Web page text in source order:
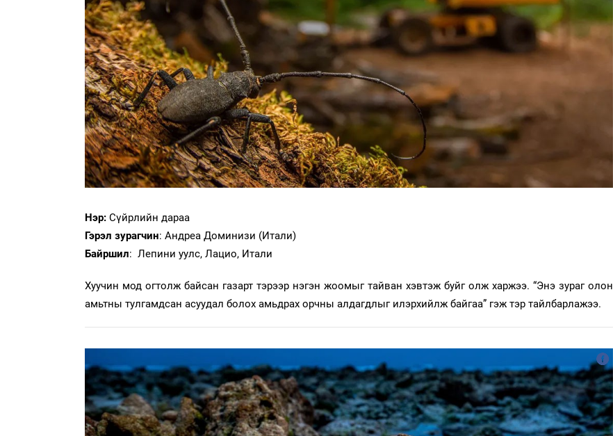
Нэр: Сүйрлийн дараа
Гэрэл зурагчин: Андреа Доминизи (Итали)
Байршил: Лепини уулс, Лацио, Итали
Хуучин мод огтолж байсан газарт тэрээр нэгэн жоомыг тайван хэвтэж буйг олж харжээ. “Энэ зураг олон
амьтны тулгамдсан асуудал болох амьдрах орчны алдагдлыг илэрхийлж байгаа” гэж тэр тайлбарлажээ.